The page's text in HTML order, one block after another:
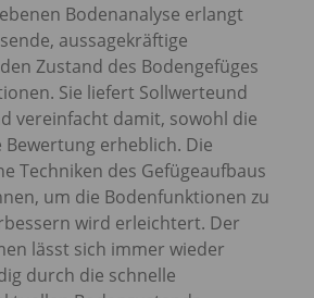
Bodenanalyse erlangt
aussagekräftige
Zustand des Bodengefüges
Sie liefert Sollwerteund
vereinfacht damit, sowohl die
Bewertung erheblich. Die
Techniken des Gefügeaufbaus
um die Bodenfunktionen zu
wird erleichtert. Der
lässt sich immer wieder
durch die schnelle